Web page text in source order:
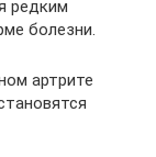
редким
болезни.
артрите